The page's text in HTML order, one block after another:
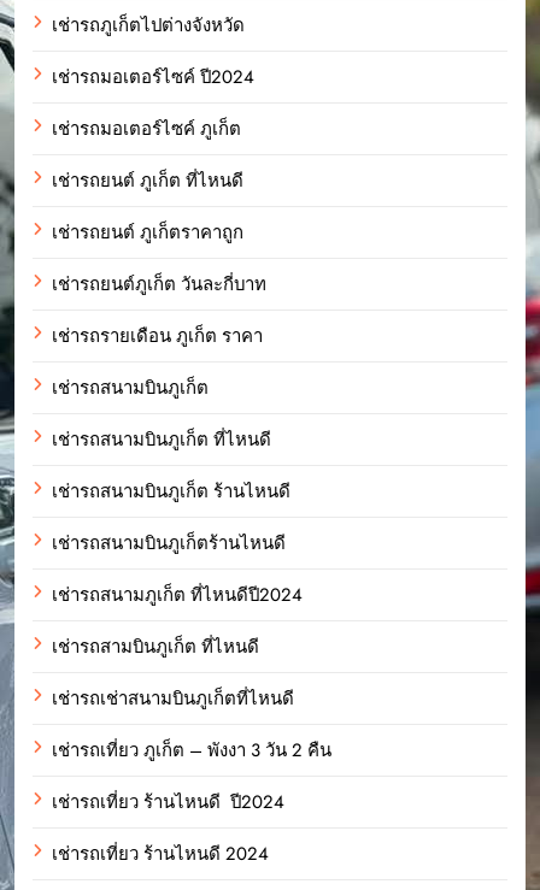
เช่ารถภูเก็ตไปต่างจังหวัด
เช่ารถมอเตอร์ไซค์ ปี2024
เช่ารถมอเตอร์ไซค์ ภูเก็ต
เช่ารถยนต์ ภูเก็ต ที่ไหนดี
เช่ารถยนต์ ภูเก็ตราคาถูก
เช่ารถยนต์ภูเก็ต วันละกี่บาท
เช่ารถรายเดือน ภูเก็ต ราคา
เช่ารถสนามบินภูเก็ต
เช่ารถสนามบินภูเก็ต ที่ไหนดี
เช่ารถสนามบินภูเก็ต ร้านไหนดี
เช่ารถสนามบินภูเก็ตร้านไหนดี
เช่ารถสนามภูเก็ต ที่ไหนดีปี2024
เช่ารถสามบินภูเก็ต ที่ไหนดี
เช่ารถเช่าสนามบินภูเก็ตที่ไหนดี
เช่ารถเที่ยว ภูเก็ต – พังงา 3 วัน 2 คืน
เช่ารถเที่ยว ร้านไหนดี ปี2024
เช่ารถเที่ยว ร้านไหนดี 2024